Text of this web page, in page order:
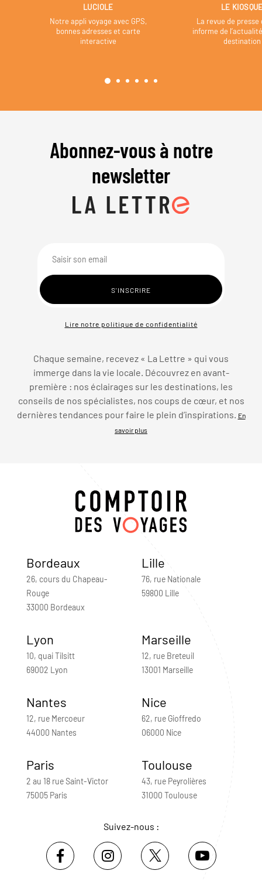
LUCIOLE
Notre appli voyage avec GPS,
bonnes adresses et carte
interactive
LE
La revue de presse
informe de
destination
Abonnez-vous à notre
newsletter
Lire notre politique de confidentialité
Chaque semaine, recevez « La Lettre » qui vous
immerge dans la vie locale. Découvrez en avant-
première : nos éclairages sur les destinations, les
conseils de nos spécialistes, nos coups de cœur, et nos
dernières tendances pour faire le plein d’inspirations.
En
savoir plus
Bordeaux
26, cours du Chapeau-
Rouge
33000 Bordeaux
Lille
76, rue Nationale
59800 Lille
Lyon
10, quai Tilsitt
69002 Lyon
Marseille
12, rue Breteuil
13001 Marseille
Nantes
12, rue Mercoeur
44000 Nantes
Nice
62, rue Gioffredo
06000 Nice
Paris
2 au 18 rue Saint-Victor
75005 Paris
Toulouse
43, rue Peyrolières
31000 Toulouse
Suivez-nous :